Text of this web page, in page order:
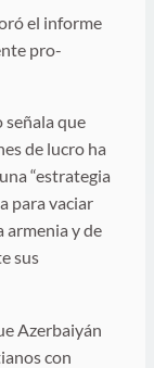
el informe
pro-
señala que
de lucro ha
“estrategia
para vaciar
armenia y de
sus
Azerbaiyán
con